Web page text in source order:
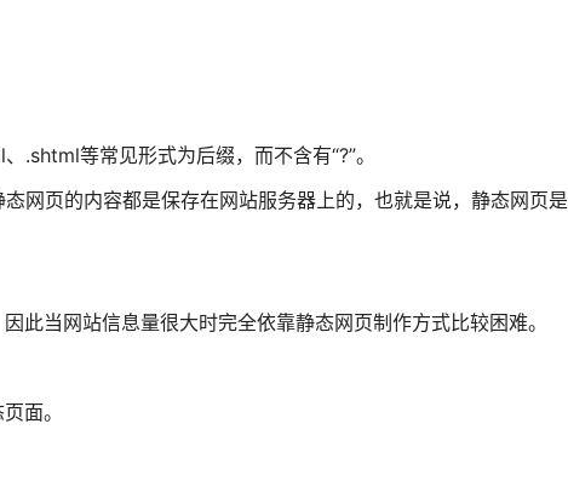
.shtml等常见形式为后缀，而不含有“?”。
网页的内容都是保存在网站服务器上的，也就是说，静态网页是
此当网站信息量很大时完全依靠静态网页制作方式比较困难。
面。